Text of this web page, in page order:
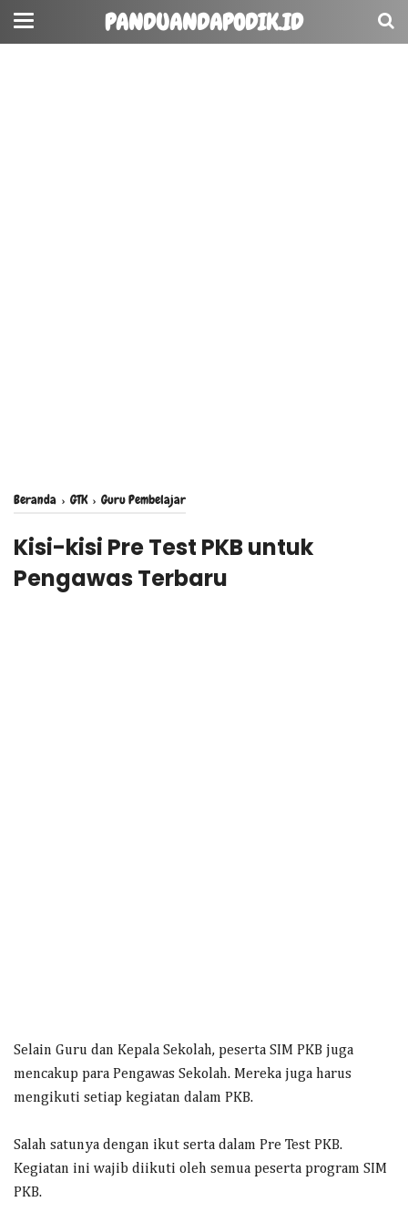
PANDUANDAPODIK.ID
Beranda › GTK › Guru Pembelajar
Kisi-kisi Pre Test PKB untuk
Pengawas Terbaru
Selain Guru dan Kepala Sekolah, peserta SIM PKB juga
mencakup para Pengawas Sekolah. Mereka juga harus
mengikuti setiap kegiatan dalam PKB.
Salah satunya dengan ikut serta dalam Pre Test PKB.
Kegiatan ini wajib diikuti oleh semua peserta program SIM
PKB.